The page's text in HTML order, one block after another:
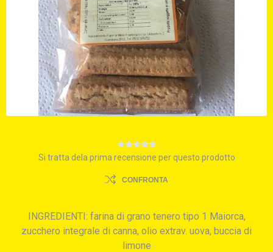
Si tratta dela prima recensione per questo prodotto
CONFRONTA
INGREDIENTI: farina di grano tenero tipo 1 Maiorca,
zucchero integrale di canna, olio extrav. uova, buccia di
limone